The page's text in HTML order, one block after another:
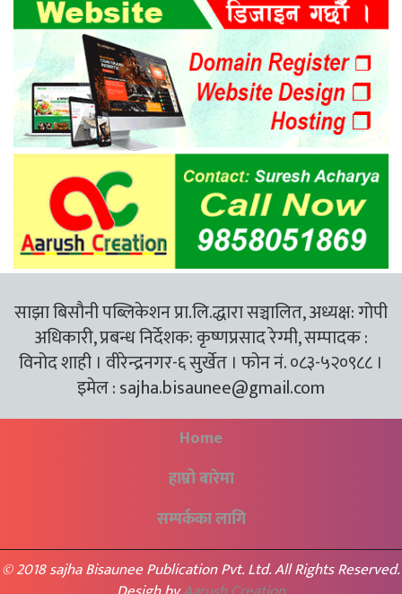
साझा बिसौनी पब्लिकेशन प्रा.लि.द्धारा सञ्चालित, अध्यक्ष: गोपी
अधिकारी, प्रबन्ध निर्देशक: कृष्णप्रसाद रेग्मी, सम्पादक :
विनोद शाही । वीरेन्द्रनगर-६ सुर्खेत । फोन नं. ०८३-५२०९८८ ।
इमेल :sajha.bisaunee@gmail.com
Home
हाम्रो बारेमा
सम्पर्कका लागि
© 2018 sajha Bisaunee Publication Pvt. Ltd. All Rights Reserved.